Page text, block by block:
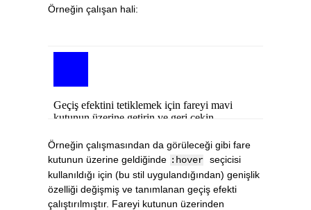
Örneğin çalışan hali:
Örneğin çalışmasından da görüleceği gibi fare
kutunun üzerine geldiğinde :hover seçicisi
kullanıldığı için (bu stil uygulandığından) genişlik
özelliği değişmiş ve tanımlanan geçiş efekti
çalıştırılmıştır. Fareyi kutunun üzerinden